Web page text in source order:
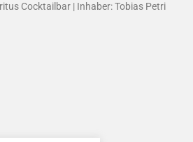
Cocktailbar | Inhaber: Tobias Petri